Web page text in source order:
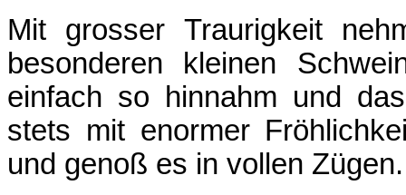
Mit grosser Traurigkeit
besonderen kleinen
einfach so hinnahm und
stets mit enormer
und genoß es in vollen